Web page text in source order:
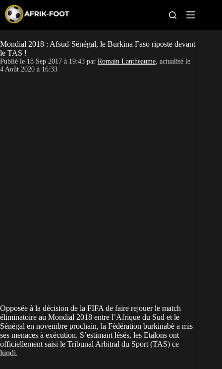
p
t
o
c
o
CAN féminine
Mondial 2018 : Afsud-Sénégal, le Burkina Faso riposte devant
le TAS !
Publié le 18 Sep 2017 à 19:43 par Romain Lantheaume, actualisé le
4 Août 2020 à 16:33
Opposée à la décision de la FIFA de faire rejouer le match
éliminatoire au Mondial 2018 entre l’Afrique du Sud et le
Sénégal en novembre prochain, la Fédération burkinabè a mis
ses menaces à exécution. S’estimant lésés, les Etalons ont
officiellement saisi le Tribunal Arbitral du Sport (TAS) ce
lundi.